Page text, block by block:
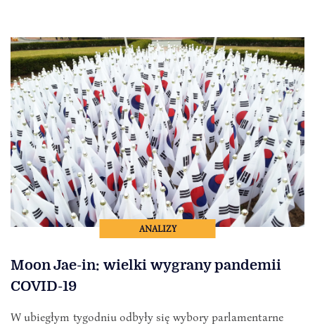
ANALIZY
Moon Jae-in: wielki wygrany pandemii
COVID-19
W ubiegłym tygodniu odbyły się wybory parlamentarne